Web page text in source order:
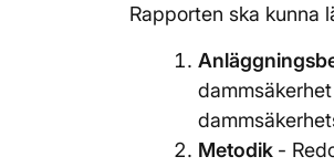
Rapporten ska kunna
Metodik -